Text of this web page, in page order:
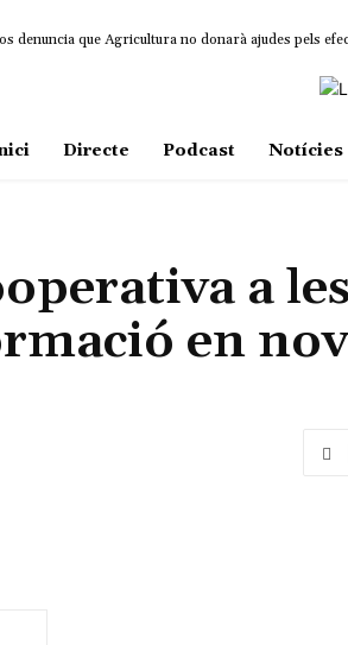
denuncia que Agricultura no donarà ajudes pels
Directe Podcast Notícies
a
en